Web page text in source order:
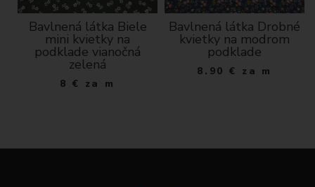
Bavlnená látka Biele
mini kvietky na
podklade vianočná
zelená
8 € za m
Bavlnená látka Drobné
kvietky na modrom
podklade
8.90 € za m